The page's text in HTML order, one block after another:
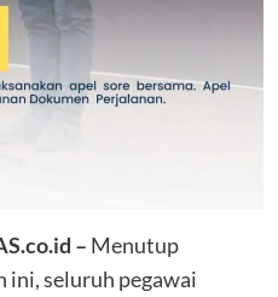
– Menutup
ini, seluruh pegawai